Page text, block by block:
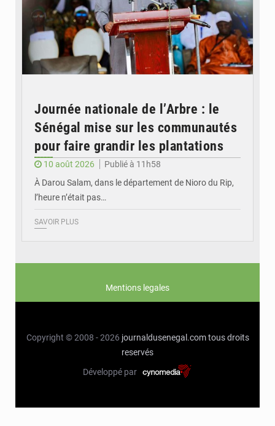
Journée nationale de l’Arbre : le
Sénégal mise sur les communautés
pour faire grandir les plantations
10 août 2026
Publié à 11h58
À Darou Salam, dans le département de Nioro du Rip,
l’heure n’était pas…
SAVOIR PLUS
Mentions legales
Copyright © 2008 - 2026 journaldusenegal.com tous droits
reservés
Développé par